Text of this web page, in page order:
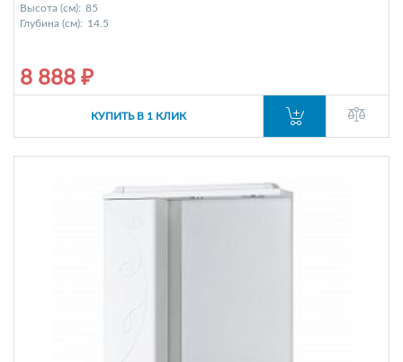
Высота (см): 85
Глубина (см): 14.5
8 888 ₽
КУПИТЬ В 1 КЛИК